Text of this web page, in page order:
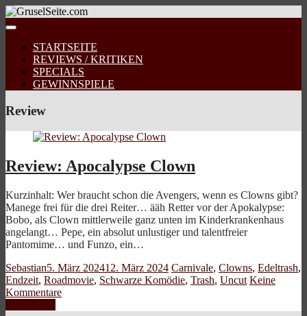
STARTSEITE
REVIEWS / KRITIKEN
SPECIALS
GEWINNSPIELE
Review
Review: Apocalypse Clown
Kurzinhalt: Wer braucht schon die Avengers, wenn es Clowns gibt?
Manege frei für die drei Reiter… ääh Retter vor der Apokalypse:
Bobo, als Clown mittlerweile ganz unten im Kinderkrankenhaus
angelangt… Pepe, ein absolut unlustiger und talentfreier
Pantomime… und Funzo, ein…
Sebastian5. März 202412. März 2024 Carnivale, Clowns, Edeltrash,
Endzeit, Roadmovie, Schwarze Komödie, Trash, Uncut Keine
Kommentare